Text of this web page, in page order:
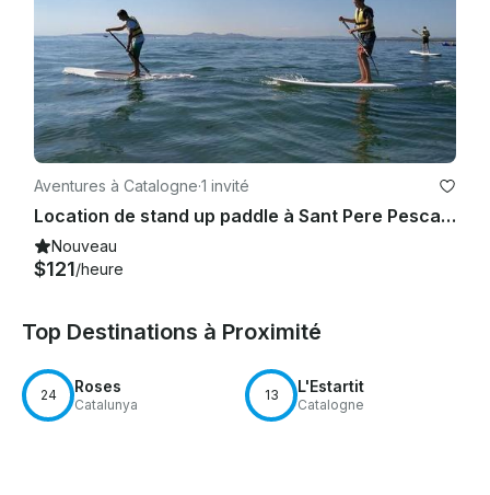
Aventures à Catalogne·1 invité
Location de stand up paddle à Sant Pere Pescador, Espagne
Nouveau
$121/heure
Top Destinations à Proximité
24 Roses
Catalunya
13 L'Estartit
Catalogne